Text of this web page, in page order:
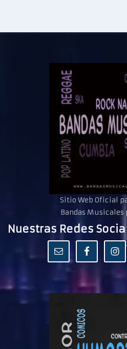
Sitio Web Oficial
Bandas Musicales
Nuestras Redes